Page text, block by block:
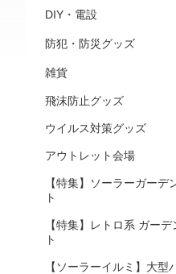
DIY・電設
防犯・防災グッズ
雑貨
飛沫防止グッズ
ウイルス対策グッズ
アウトレット会場
【特集】ソーラーガーデ
ト
【特集】レトロ系 ガーデ
ト
【ソーラーイルミ】大型
2個セット 放熱 ヒート
11mm アルミ製 両面放
冷却フィン アルミフィ
ル LED モーター 放熱器
1,078円